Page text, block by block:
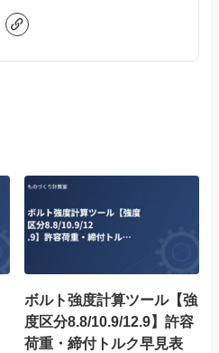
ボルト強度計算ツール【強
度区分8.8/10.9/12.9】許容
荷重・締付トルク早見表